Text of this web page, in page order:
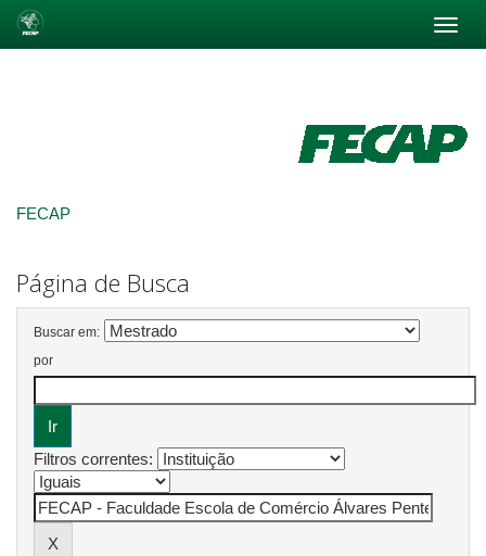
FECAP
Página de Busca
Buscar em:
por
Filtros correntes: